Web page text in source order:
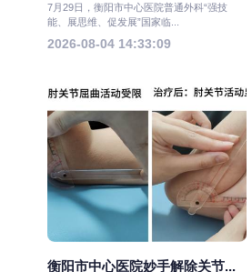
7月29日，衡阳市中心医院普通外科“强技
能、展思维、促发展”国家临...
2026-08-04 14:33:09
衡阳市中心医院妙手解除关节...